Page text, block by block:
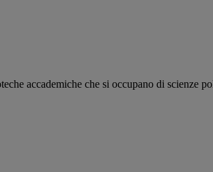
accademiche che si occupano di scienze